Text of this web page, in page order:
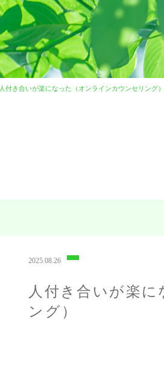
人付き合いが楽になった（オンラインカウンセリング）
2025.08.26
人付き合いが楽
ング）